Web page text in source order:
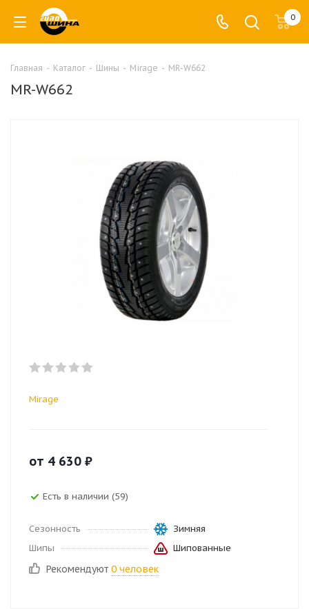
0
Главная - Каталог - Шины - Mirage - MR-W662
MR-W662
Mirage
от 4 630 ₽
Есть в наличии (59)
Сезонность
Зимняя
Шипы
Шипованные
Рекомендуют 0 человек